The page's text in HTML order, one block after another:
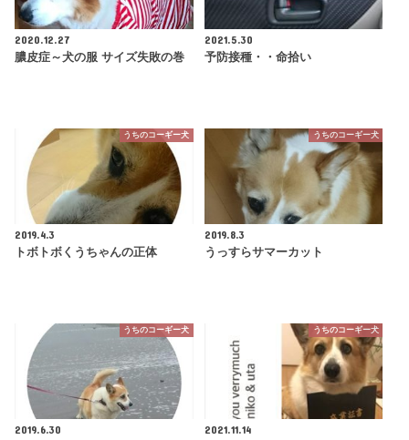
2020.12.27
膿皮症～犬の服 サイズ失敗の巻
2021.5.30
予防接種・・命拾い
うちのコーギー犬
2019.4.3
トボトボくうちゃんの正体
うちのコーギー犬
2019.8.3
うっすらサマーカット
うちのコーギー犬
2019.6.30
うちのコーギー犬
2021.11.14